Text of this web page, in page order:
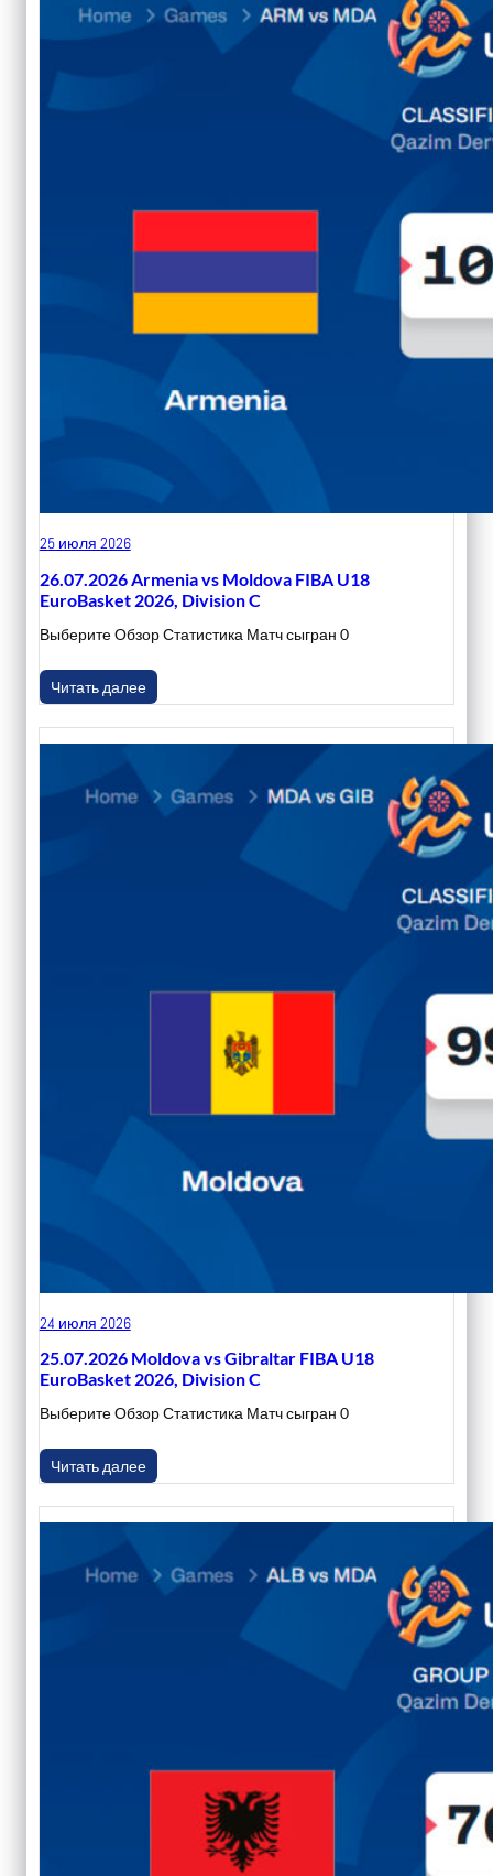
25 июля 2026
26.07.2026 Armenia vs Moldova FIBA U18
EuroBasket 2026, Division C
Выберите Обзор Статистика Матч сыгран 0
Читать далее
24 июля 2026
25.07.2026 Moldova vs Gibraltar FIBA U18
EuroBasket 2026, Division C
Выберите Обзор Статистика Матч сыгран 0
Читать далее